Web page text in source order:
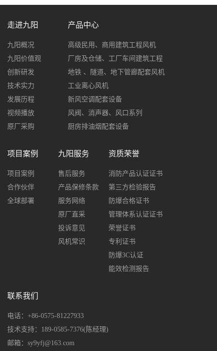
走进九阳
九阳概况
九阳价值观
创新研发
技术实力
发展历程
视频播放
原厂采购
产品中心
高级民用、商用建筑工程风机
厂房及仓储、工厂车间建筑工程
地铁 、隧道、地下管廊配套风机
工业离心风机
新风空调配套设备
风阀、消声器、风口系列
厨房排油烟配套设备
项目案例
项目案例
合作伙伴
全球部署
九阳服务
售后服务
产品保修条款
服务网络
原厂直采
投诉意见
风机常识
资质荣誉
消防产品认证证书
第三方检验报告
防爆合格证书
管理体系认证证书
荣誉证书
专利证书
防爆3C认证
能效检测报告
联系我们
电话：+86-0575-81227933
技术支持：189-0585-7376(陈经理)
邮箱：sy9yfj@163.com